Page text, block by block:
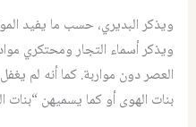
ويذكر البديري، حسب ما يفيد
ويذكر أسماء التجار ومحتكري
العصر دون مواربة. كما أنه لم
بنات الهوى أو كما يسميهن “بنات